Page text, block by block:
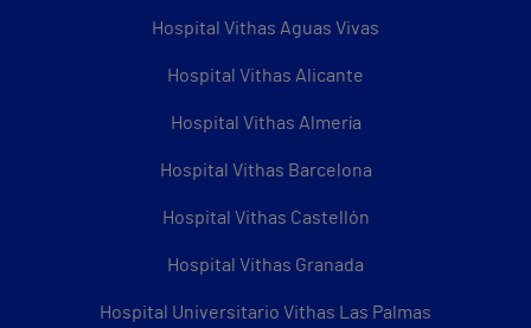
Hospital Vithas Aguas Vivas
Hospital Vithas Alicante
Hospital Vithas Almería
Hospital Vithas Barcelona
Hospital Vithas Castellón
Hospital Vithas Granada
Hospital Universitario Vithas Las Palmas